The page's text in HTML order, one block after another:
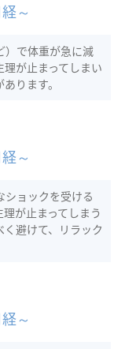
～
）で体重が急に減
が止まってしまい
ります。
～
ョックを受ける
が止まってしまう
避けて、リラック
～